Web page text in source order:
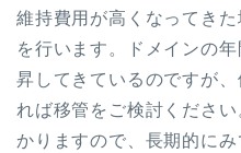
維持費用が高くなってき
を行います。ドメインの
昇してきているのですが
れば移管をご検討くださ
かりますので、長期的に